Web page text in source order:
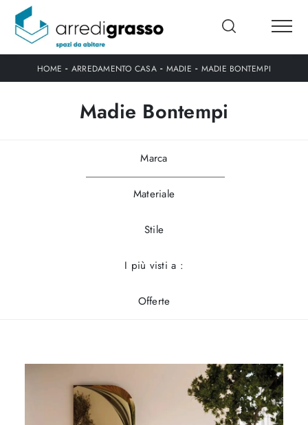
HOME - ARREDAMENTO CASA- MADIE - MADIE BONTEMPI
Madie Bontempi
Marca
Materiale
Stile
I più visti a :
Offerte